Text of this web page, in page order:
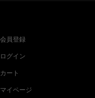
会員登録
ログイン
カート
マイページ